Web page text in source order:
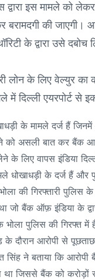
इस मामले को
की जाएगी।
के द्वारा उसे
के लिए वेल्युर का
दिल्ली एयरपोर्ट से
के मामले दर्ज हैं
को असली बात कर बैंक
लिए वापस इंडिया
धोखाधड़ी के दर्ज हैं और
की गिरफ्तारी पुलिस
जो बैंक ऑफ़ इंडिया के
भोला पुलिस की गिरफ्त
के दौरान आरोपी से
ने बताया कि
जिससे बैंक को करोड़ों